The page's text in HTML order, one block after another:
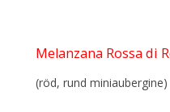
Melanzana Rossa di
(röd, rund miniaubergine)